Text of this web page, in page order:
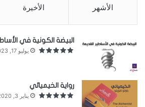
الأنهار الجليدية. ليصنع كهوف
ولكنها أيضاً أماكن خطرة، لأن
دائماً.
حتى بعيداً عن القطبين، معظم
الأشهر الأخيرة
البيضة الكونية في
يوليو 17, 2023
رواية الخيميائي
يناير 3, 2020